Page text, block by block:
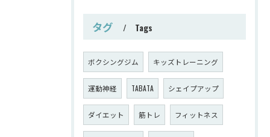
タグ Tags
ボクシングジム キッズトレーニング
運動神経 TABATA シェイプアップ
ダイエット 筋トレ フィットネス